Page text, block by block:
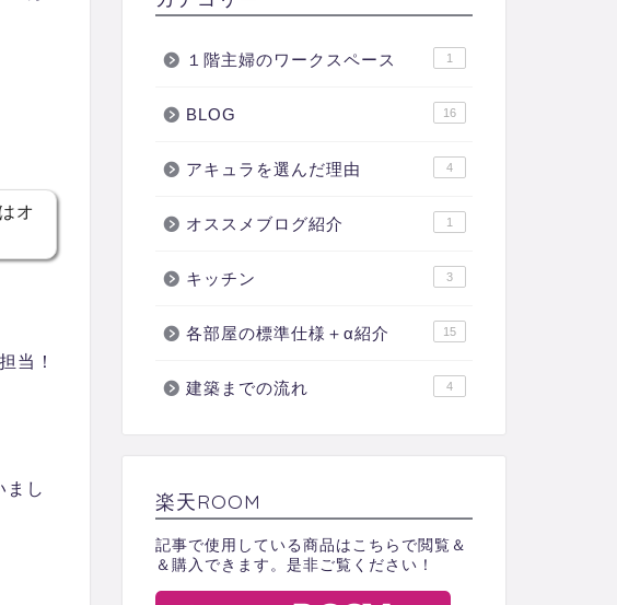
オ
当！
まし
１階主婦のワークスペース 1
BLOG 16
アキュラを選んだ理由 4
オススメブログ紹介 1
キッチン 3
各部屋の標準仕様＋α紹介 15
建築までの流れ 4
楽天ROOM
記事で使用している商品はこちらで閲覧＆
＆購入できます。是非ご覧ください！